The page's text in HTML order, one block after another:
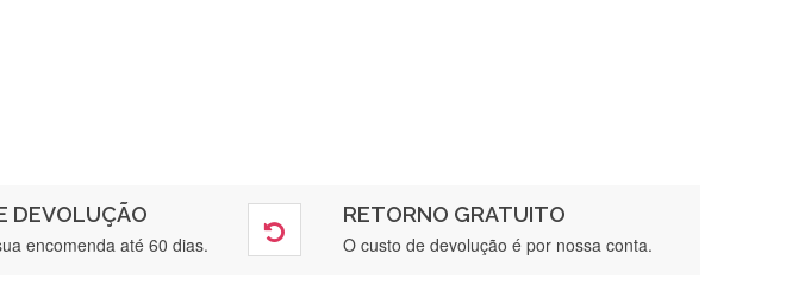
DEVOLUÇÃO
encomenda até 60 dias.
RETORNO GRATUITO
O custo de devolução é por nossa conta.